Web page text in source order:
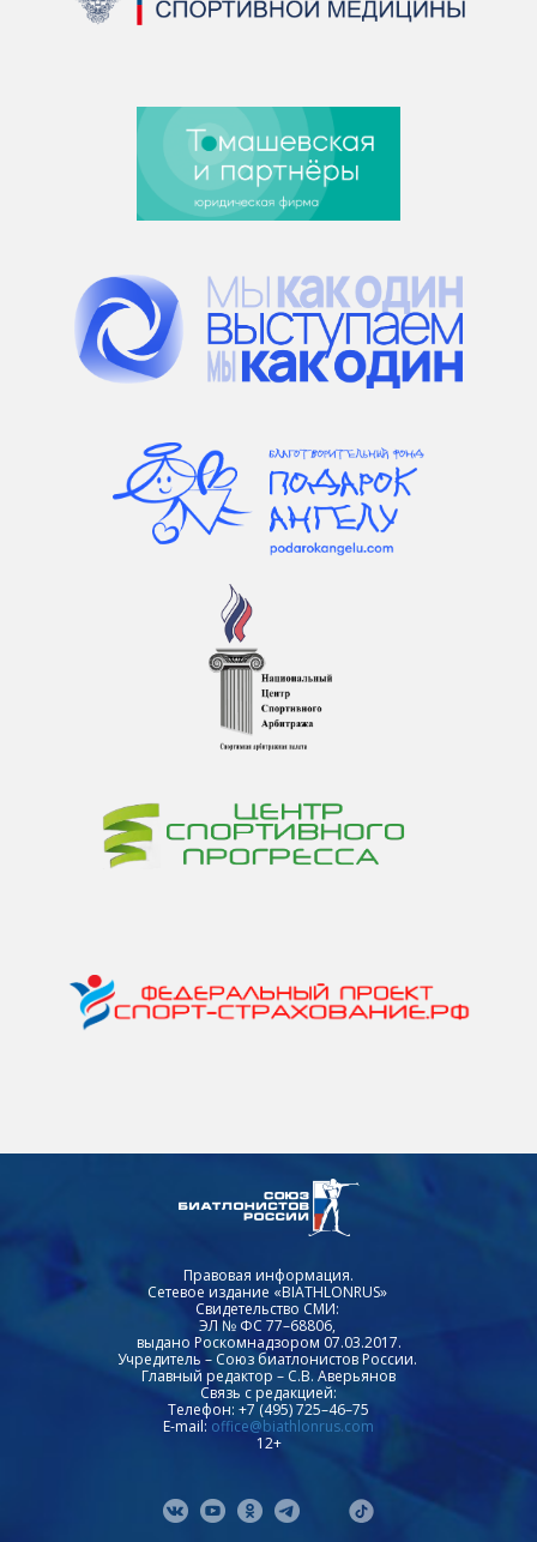
Правовая информация.
Сетевое издание «BIATHLONRUS»
Свидетельство СМИ:
ЭЛ № ФС 77–68806,
выдано Роскомнадзором 07.03.2017.
Учредитель – Союз биатлонистов России.
Главный редактор – С.В. Аверьянов
Связь с редакцией:
Телефон: +7 (495) 725–46–75
E-mail: office@biathlonrus.com
12+